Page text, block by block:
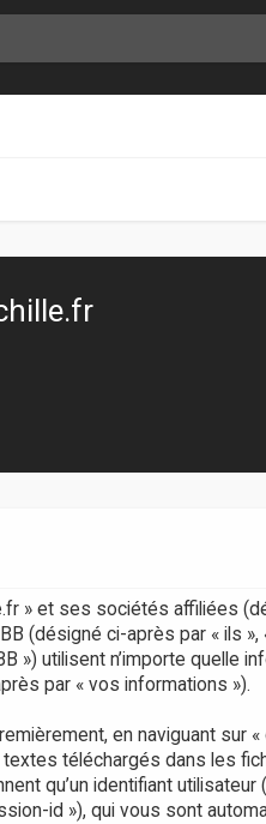
» et ses sociétés affiliées
(désigné ci-après par « ils »,
») utilisent n’importe quelle
par « vos informations »).
en naviguant sur «
téléchargés dans les
qu’un identifiant
id »), qui vous sont